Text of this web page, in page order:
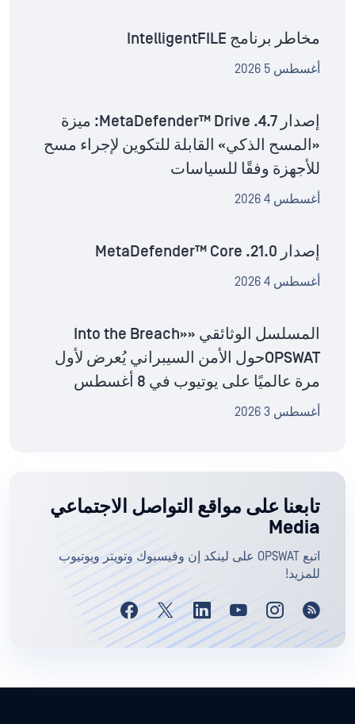
مخاطر برنامج IntelligentFILE
أغسطس 5 2026
إصدار MetaDefender™ Drive .4.7: ميزة
«المسح الذكي» القابلة للتكوين لإجراء مسح
للأجهزة وفقًا للسياسات
أغسطس 4 2026
إصدار MetaDefender™ Core .21.0
أغسطس 4 2026
المسلسل الوثائقي «Into the Breach»
OPSWATحول الأمن السيبراني يُعرض لأول
مرة عالميًا على يوتيوب في 8 أغسطس
أغسطس 3 2026
تابعنا على مواقع التواصل الاجتماعي
Media
اتبع OPSWAT على لينكد إن وفيسبوك وتويتر ويوتيوب
للمزيد!